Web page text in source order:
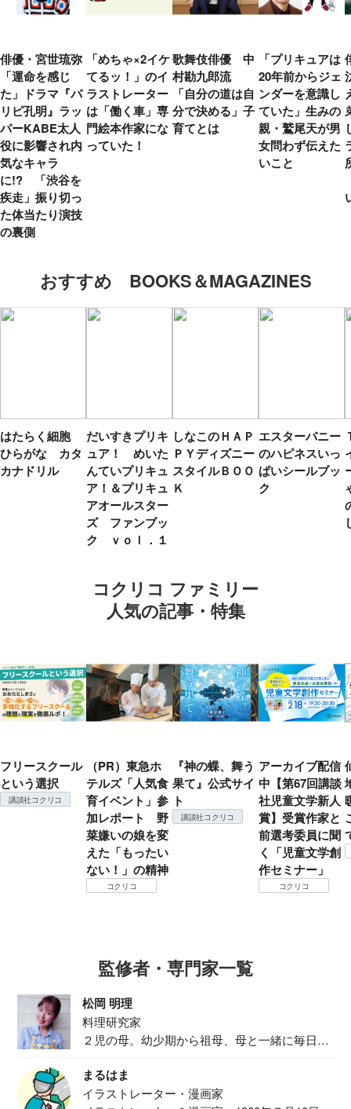
俳優・宮世琉弥
「運命を感じ
た」ドラマ『パ
リピ孔明』ラッ
パーKABE太人
役に影響され内
気なキャラ
に!? 「渋谷を
疾走」振り切っ
た体当たり演技
の裏側
「めちゃ×2イケ
てるッ！」のイ
ラストレーター
は「働く車」専
門絵本作家にな
っていた！
歌舞伎俳優 中
村勘九郎流
「自分の道は自
分で決める」子
育てとは
「プリキュアは
20年前からジェ
ンダーを意識し
ていた」生みの
親・鷲尾天が男
女問わず伝えた
いこと
おすすめ BOOKS＆MAGAZINES
はたらく細胞
ひらがな カタ
カナドリル
だいすきプリキ
ュア！ めいた
んていプリキュ
ア！＆プリキュ
アオールスター
ズ ファンブッ
ク ｖｏｌ．１
しなこのＨＡＰ
ＰＹディズニー
スタイルＢＯＯ
Ｋ
エスターバニー
のハピネスいっ
ぱいシールブッ
ク
コクリコ ファミリー
人気の記事・特集
フリースクール
という選択
講談社コクリコ
（PR）東急ホ
テルズ「人気食
育イベント」参
加レポート 野
菜嫌いの娘を変
えた「もったい
ない！」の精神
コクリコ
『神の蝶、舞う
果て』公式サイ
ト
講談社コクリコ
アーカイブ配信
中【第67回講談
社児童文学新人
賞】受賞作家と
前選考委員に聞
く「児童文学創
作セミナー」
コクリコ
監修者・専門家一覧
松岡 明理
料理研究家
２児の母。幼少期から祖母、母と一緒に毎日の
まるはま
イラストレーター・漫画家